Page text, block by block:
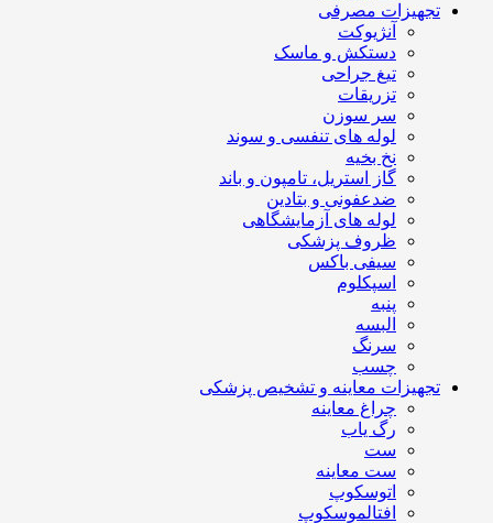
تجهیزات مصرفی
آنژیوکت
دستکش و ماسک
تیغ جراحی
تزریقات
سر سوزن
لوله های تنفسی و سوند
نخ بخیه
گاز استریل، تامپون و باند
ضدعفونی و بتادین
لوله های آزمایشگاهی
ظروف پزشکی
سیفی باکس
اسپکلوم
پنبه
البسه
سرنگ
چسب
تجهیزات معاینه و تشخیص پزشکی
چراغ معاینه
رگ یاب
ست
ست معاینه
اتوسکوپ
افتالموسکوپ